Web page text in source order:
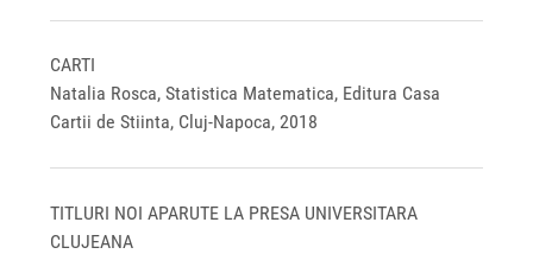
CARTI
Natalia Rosca, Statistica Matematica, Editura Casa
Cartii de Stiinta, Cluj-Napoca, 2018
TITLURI NOI APARUTE LA PRESA UNIVERSITARA
CLUJEANA